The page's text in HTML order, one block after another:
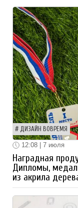
ДИЗАЙН ВОВРЕМЯ
12:08 | 7 июля
Наградная
Дипломы,
из акрила